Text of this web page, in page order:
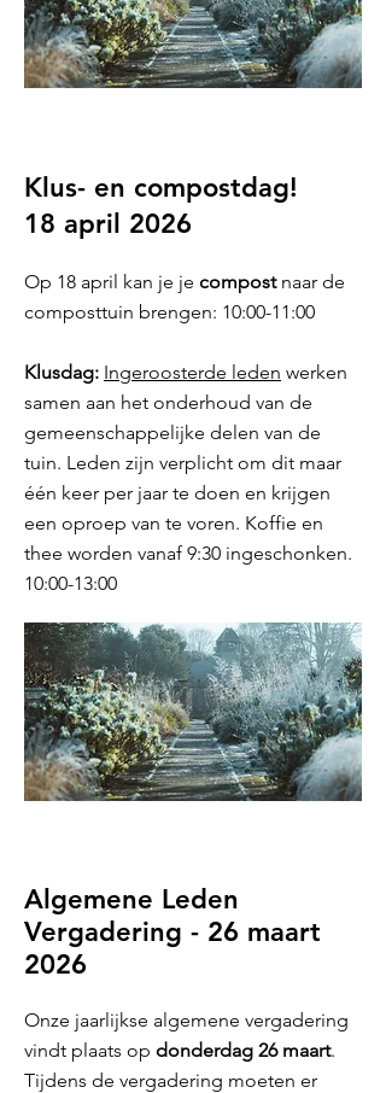
Klus- en compostdag!
18 april 2026
Op 18 april kan je je compostnaar de
composttuin brengen: 10:00-11:00
Klusdag: Ingeroosterde leden werken
samen aan het onderhoud van de
gemeenschappelijke delen van de
tuin. Leden zijn verplicht om dit maar
één keer per jaar te doen en krijgen
een oproep van te voren. Koffie en
thee worden vanaf 9:30 ingeschonken.
10:00-13:00
Algemene Leden
Vergadering - 26 maart
2026
​Onze jaarlijkse algemene vergadering
vindt plaats op donderdag 26 maart.
Tijdens de vergadering moeten er